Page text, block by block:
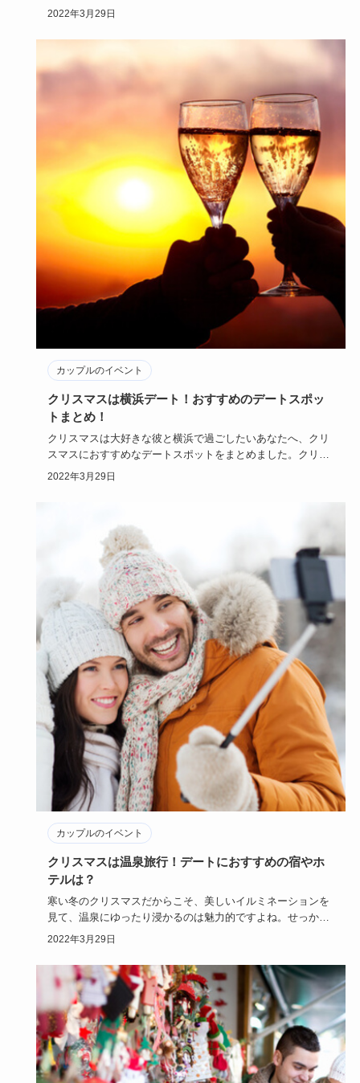
を、と思っている…
2022年3月29日
カップルのイベント
クリスマスは横浜デート！おすすめのデートスポッ
トまとめ！
クリスマスは大好きな彼と横浜で過ごしたいあなたへ、クリ
スマスにおすすめなデートスポットをまとめました。クリス
マスイベントや…
2022年3月29日
カップルのイベント
クリスマスは温泉旅行！デートにおすすめの宿やホ
テルは？
寒い冬のクリスマスだからこそ、美しいイルミネーションを
見て、温泉にゆったり浸かるのは魅力的ですよね。せっかく
のクリスマス、…
2022年3月29日